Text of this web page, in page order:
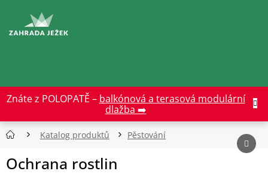
obsah
Znáte z POLOPATĚ – balkónová a terasová modulární
dlažba ➡️
Katalog produktů Pěstování
Ochrana rostlin